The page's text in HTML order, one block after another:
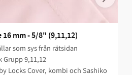
16 mm - 5/8" (9,11,12)
som sys från rätsidan
Grupp 9,11,12
Locks Cover, kombi och Sashiko